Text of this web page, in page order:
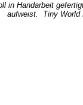
Handarbeit
aufweist. Tiny World